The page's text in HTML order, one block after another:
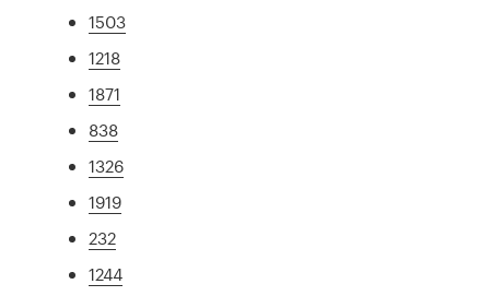
1503
1218
1871
838
1326
1919
232
1244